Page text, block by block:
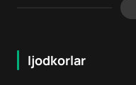
Ijodkorlar